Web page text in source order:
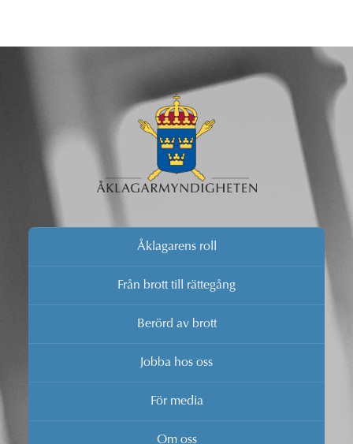
Åklagarens roll
Från brott till rättegång
Berörd av brott
Jobba hos oss
För media
Om oss